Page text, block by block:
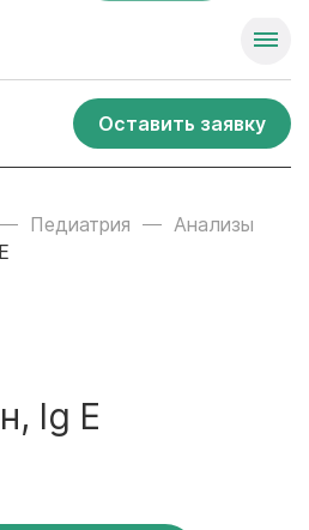
Оставить заявку
Педиатрия
Анализы
Ig E